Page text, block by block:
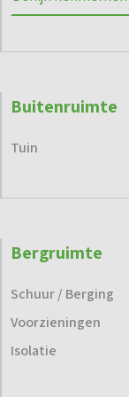
Parkeerplaats: P16
Buitenruimte
Tuin
Bergruimte
Schuur / Berging
Voorzieningen
Isolatie